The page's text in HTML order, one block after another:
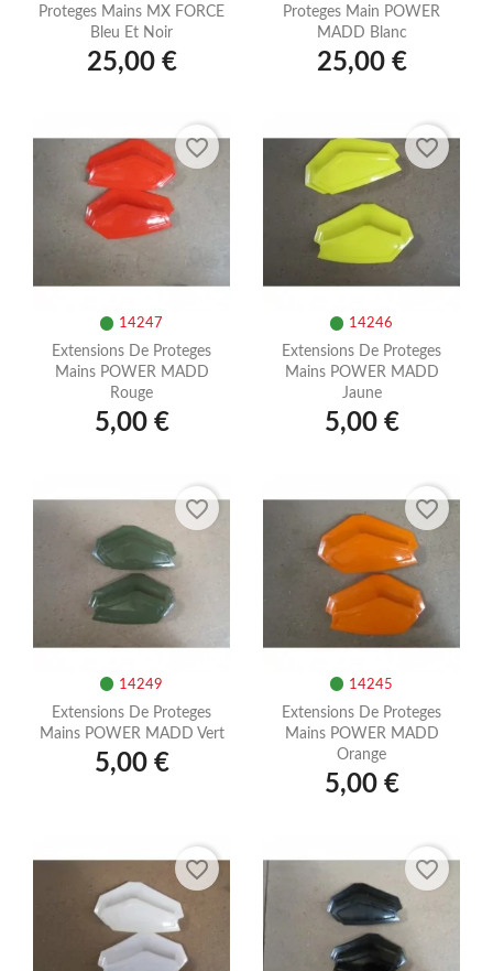
Proteges Mains MX FORCE
Bleu Et Noir
25,00 €
Proteges Main POWER
MADD Blanc
25,00 €
14247
Extensions De Proteges
Mains POWER MADD
Rouge
5,00 €
favorite_border
14246
Extensions De Proteges
Mains POWER MADD
Jaune
5,00 €
favorite_border
14249
Extensions De Proteges
Mains POWER MADD Vert
5,00 €
favorite_border
14245
Extensions De Proteges
Mains POWER MADD
Orange
5,00 €
favorite_border
favorite_border favorite_border